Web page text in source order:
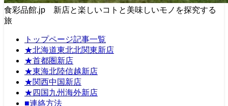
食彩品館.jp 新店と楽しいコトと美味しいモノを探究する
旅
トップページ記事一覧
★北海道東北北関東新店
★首都圏新店
★東海北陸信越新店
★関西中国新店
★四国九州海外新店
■連絡方法